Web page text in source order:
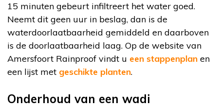
15 minuten gebeurt infiltreert het water goed.
Neemt dit geen uur in beslag, dan is de
waterdoorlaatbaarheid gemiddeld en daarboven
is de doorlaatbaarheid laag. Op de website van
Amersfoort Rainproof vindt u een stappenplan en
een lijst met geschikte planten.
Onderhoud van een wadi